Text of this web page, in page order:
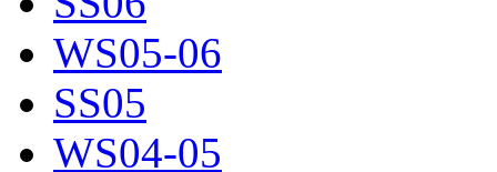
WS05-06
SS05
WS04-05